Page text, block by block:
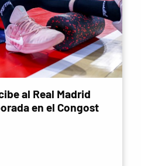
al Real Madrid
en el Congost